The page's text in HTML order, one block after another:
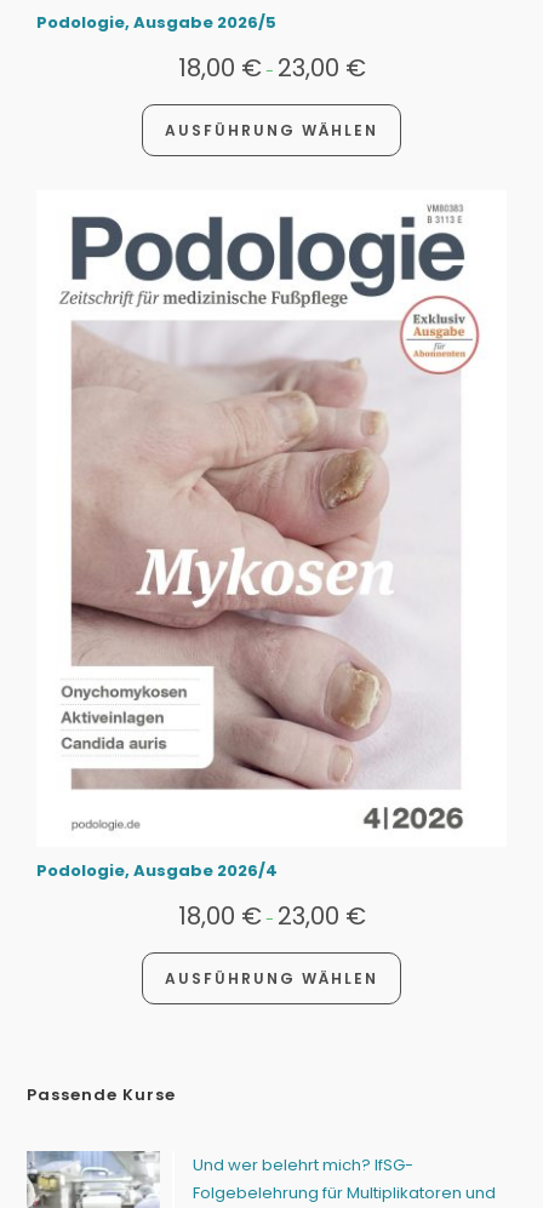
Podologie, Ausgabe 2026/5
18,00 €- 23,00 €
AUSFÜHRUNG WÄHLEN
Podologie, Ausgabe 2026/4
18,00 €- 23,00 €
AUSFÜHRUNG WÄHLEN
Passende Kurse
Und wer belehrt mich? IfSG-
Folgebelehrung für Multiplikatoren und